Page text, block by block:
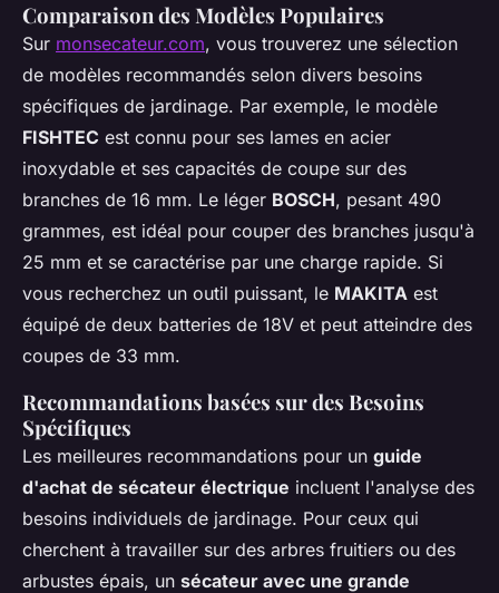
Comparaison des Modèles Populaires
Sur monsecateur.com, vous trouverez une sélection
de modèles recommandés selon divers besoins
spécifiques de jardinage. Par exemple, le modèle
FISHTEC est connu pour ses lames en acier
inoxydable et ses capacités de coupe sur des
branches de 16 mm. Le léger BOSCH, pesant 490
grammes, est idéal pour couper des branches jusqu'à
25 mm et se caractérise par une charge rapide. Si
vous recherchez un outil puissant, le MAKITA est
équipé de deux batteries de 18V et peut atteindre des
coupes de 33 mm.
Recommandations basées sur des Besoins
Spécifiques
Les meilleures recommandations pour un guide
d'achat de sécateur électrique incluent l'analyse des
besoins individuels de jardinage. Pour ceux qui
cherchent à travailler sur des arbres fruitiers ou des
arbustes épais, un sécateur avec une grande